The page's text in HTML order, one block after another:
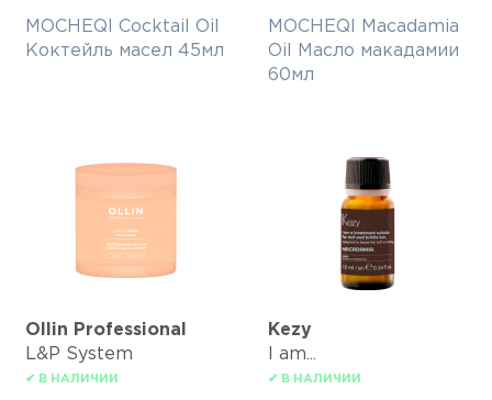
MOCHEQI Cocktail Oil
Коктейль масел 45мл
MOCHEQI Macadamia
Oil Масло макадамии
60мл
Ollin Professional
L&P System
✔ В НАЛИЧИИ
Kezy
I am...
✔ В НАЛИЧИИ